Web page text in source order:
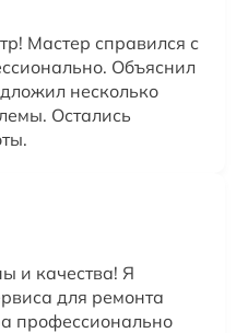
Мастер справился с
Объяснил
несколько
Остались
и качества! Я
для ремонта
профессионально